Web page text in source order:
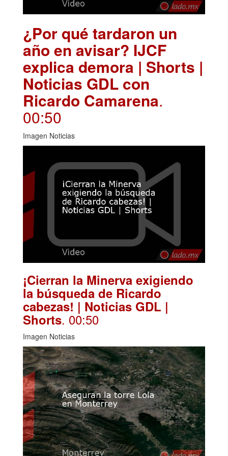
¿Por qué tardaron un
año en avisar? IJCF
explica demora | Shorts |
Noticias GDL con
Ricardo Camarena.
00:50
Imagen Noticias
¡Cierran la Minerva exigiendo
la búsqueda de Ricardo
cabezas! | Noticias GDL |
Shorts. 00:50
Imagen Noticias